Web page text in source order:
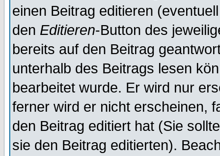
einen Beitrag editieren
den Editieren-Button des
bereits auf den Beitrag
unterhalb des Beitrags lesen
bearbeitet wurde. Er wird nur
ferner wird er nicht erscheinen,
den Beitrag editiert hat (Sie
sie den Beitrag editierten).